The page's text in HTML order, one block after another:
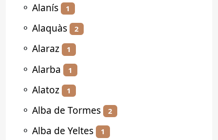
⚬ Alanís 1
⚬ Alaquàs 2
⚬ Alaraz 1
⚬ Alarba 1
⚬ Alatoz 1
⚬ Alba de Tormes 2
⚬ Alba de Yeltes 1